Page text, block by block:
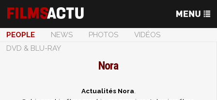
PEOPLE NEWS PHOTOS
VIDÉOS
DVD & BLU-RAY
Nora
Actualités Nora